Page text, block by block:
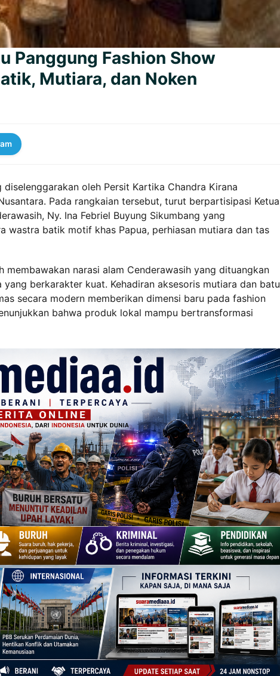
Panggung Fashion Show
Mutiara, dan Noken
oleh Persit Kartika Chandra Kirana
Pada rangkaian tersebut, turut berpartisipasi Ketua
Ny. Ina Febriel Buyung Sikumbang yang
wastra batik motif khas Papua, perhiasan mutiara dan tas
membawakan narasi alam Cenderawasih yang dituangkan
berkarakter kuat. Kehadiran aksesoris mutiara dan batu
secara modern memberikan dimensi baru pada fashion
bahwa produk lokal mampu bertransformasi